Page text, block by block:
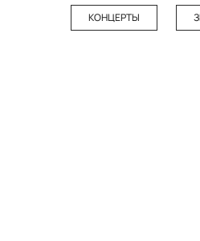
КОНЦЕРТЫ